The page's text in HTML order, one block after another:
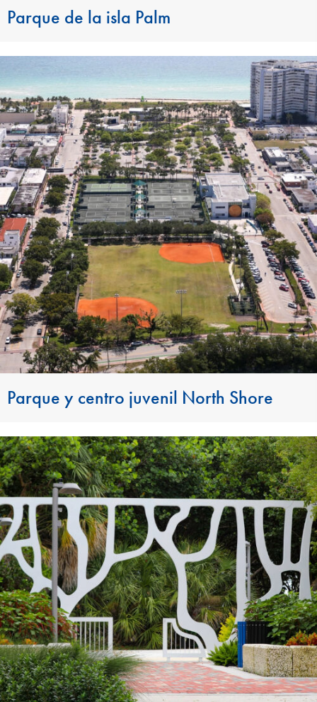
Parque de la isla Palm
Parque y centro juvenil North Shore